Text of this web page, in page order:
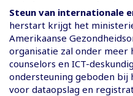
Steun van internationale
herstart krijgt het
Amerikaanse
organisatie zal onder
counselors en ICT-
ondersteuning geboden bij
voor dataopslag en